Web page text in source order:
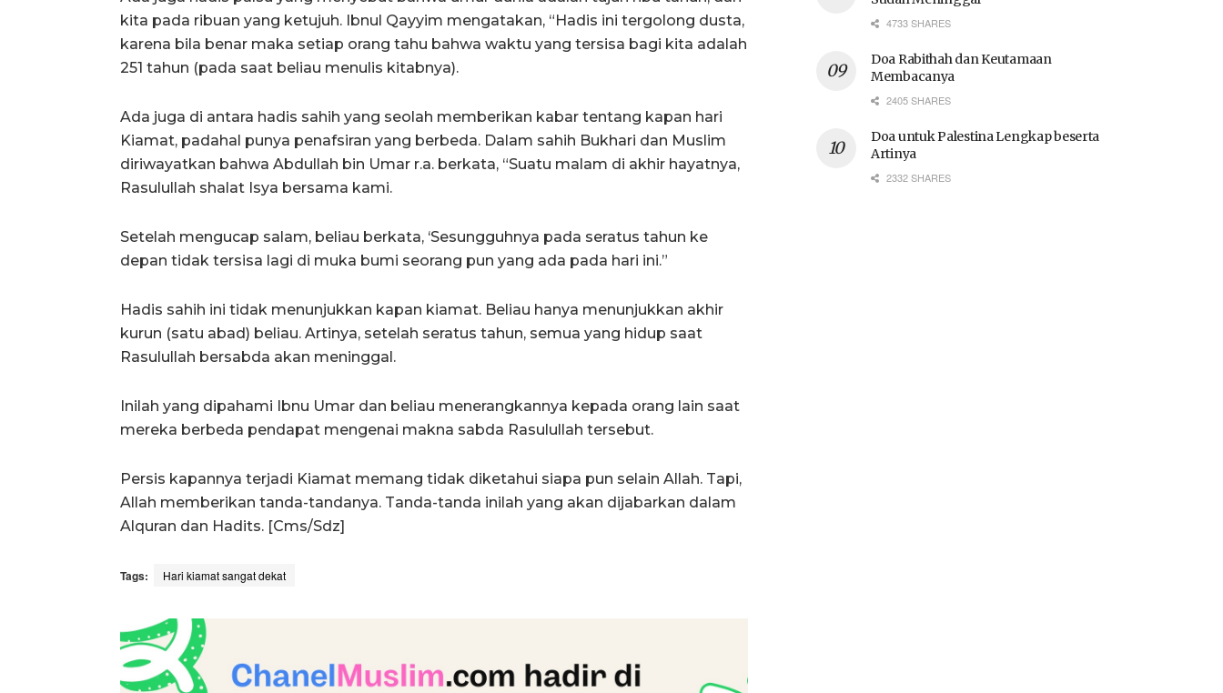
kita pada ribuan yang ketujuh. Ibnul Qayyim mengatakan, “Hadis ini tergolong dusta,
karena bila benar maka setiap orang tahu bahwa waktu yang tersisa bagi kita adalah
251 tahun (pada saat beliau menulis kitabnya).
Ada juga di antara hadis sahih yang seolah memberikan kabar tentang kapan hari
Kiamat, padahal punya penafsiran yang berbeda. Dalam sahih Bukhari dan Muslim
diriwayatkan bahwa Abdullah bin Umar r.a. berkata, “Suatu malam di akhir hayatnya,
Rasulullah shalat Isya bersama kami.
Setelah mengucap salam, beliau berkata, ‘Sesungguhnya pada seratus tahun ke
depan tidak tersisa lagi di muka bumi seorang pun yang ada pada hari ini.”
Hadis sahih ini tidak menunjukkan kapan kiamat. Beliau hanya menunjukkan akhir
kurun (satu abad) beliau. Artinya, setelah seratus tahun, semua yang hidup saat
Rasulullah bersabda akan meninggal.
Inilah yang dipahami Ibnu Umar dan beliau menerangkannya kepada orang lain saat
mereka berbeda pendapat mengenai makna sabda Rasulullah tersebut.
Persis kapannya terjadi Kiamat memang tidak diketahui siapa pun selain Allah. Tapi,
Allah memberikan tanda-tandanya. Tanda-tanda inilah yang akan dijabarkan dalam
Alquran dan Hadits. [Cms/Sdz]
Tags: Hari kiamat sangat dekat
4733 SHARES
Doa Rabithah dan Keutamaan
Membacanya
2405 SHARES
Doa untuk Palestina Lengkap beserta
Artinya
2332 SHARES